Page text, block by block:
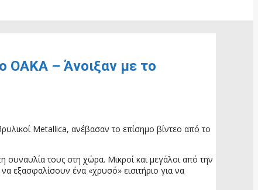
ΟΑΚΑ – Άνοιξαν με το
Metallica, ανέβασαν το επίσημο βίντεο από το
τους στη χώρα. Μικροί και μεγάλοι από την
εξασφαλίσουν ένα «χρυσό» εισιτήριο για να